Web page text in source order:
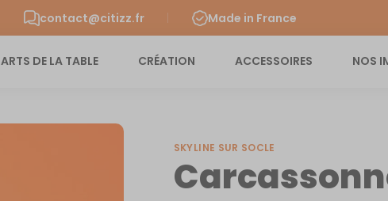
contact@citizz.fr Made in France
ARTS DE LA TABLE CRÉATION ACCESSOIRES NOS
SKYLINE SUR SOCLE